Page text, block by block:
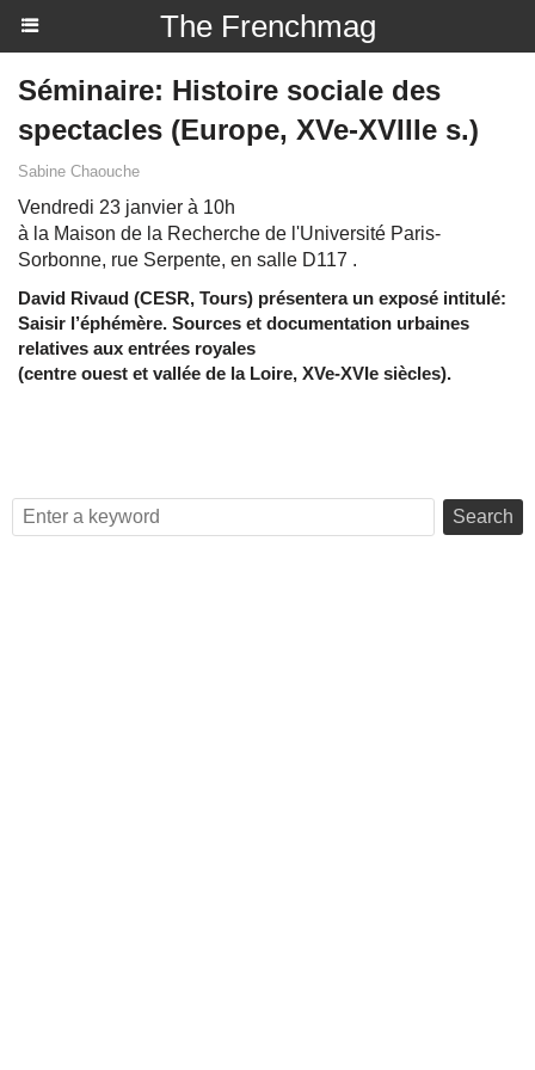
The Frenchmag
Séminaire: Histoire sociale des
spectacles (Europe, XVe-XVIIIe s.)
Sabine Chaouche
Vendredi 23 janvier à 10h
à la Maison de la Recherche de l'Université Paris-
Sorbonne, rue Serpente, en salle D117 .
David Rivaud (CESR, Tours) présentera un exposé intitulé:
Saisir l’éphémère. Sources et documentation urbaines
relatives aux entrées royales
(centre ouest et vallée de la Loire, XVe-XVIe siècles).
Search